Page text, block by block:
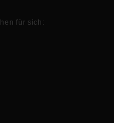
für sich: